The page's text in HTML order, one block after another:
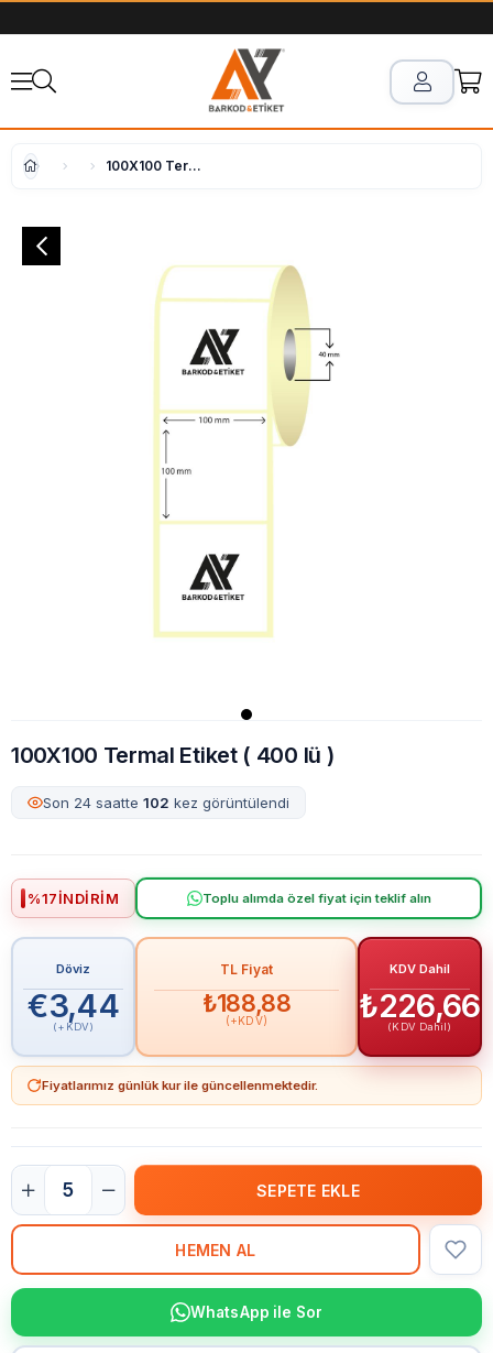
100X100 Termal Etiket ( 400 lü )
100X100 Termal Etiket ( 400 lü )
Son 24 saatte 102 kez görüntülendi
%17İNDIRIM Toplu alımda özel fiyat için teklif alın
Döviz
€3,44
(+KDV)
TL Fiyat
₺188,88
(+KDV)
KDV Dahil
₺226,66
(KDV Dahil)
Fiyatlarımız günlük kur ile güncellenmektedir.
WhatsApp ile Sor